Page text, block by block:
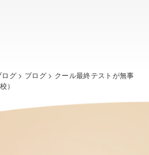
ログ > ブログ > クール最終テストが無事
）